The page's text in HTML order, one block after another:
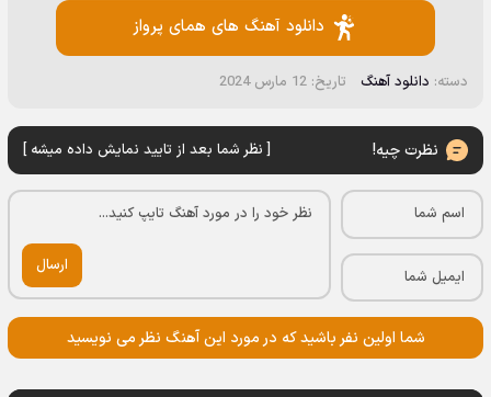
دانلود آهنگ های همای پرواز
دسته: دانلود آهنگ تاریخ: 12 مارس 2024
نظرت چیه! [ نظر شما بعد از تایید نمایش داده میشه ]
ارسال
شما اولین نفر باشید که در مورد این آهنگ نظر می نویسید